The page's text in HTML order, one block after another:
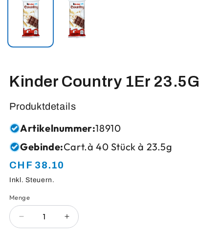
Kinder Country 1Er 23.5G
Produktdetails
Artikelnummer:18910
Gebinde:Cart.à 40 Stück à 23.5g
Normaler
Preis
CHF 38.10
Inkl. Steuern.
Anzahl
Menge
Verringere
die
Erhöhe
die